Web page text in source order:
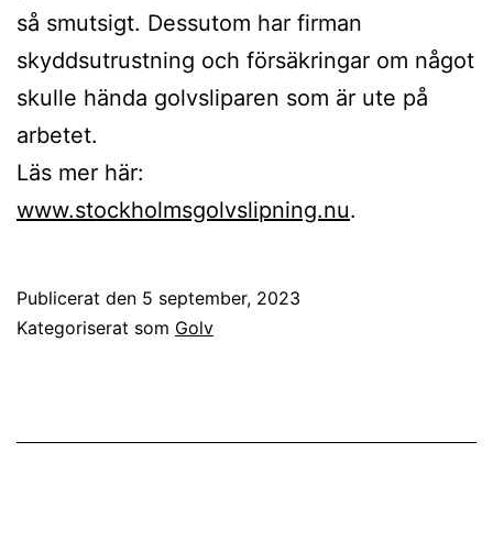
så smutsigt. Dessutom har firman
skyddsutrustning och försäkringar om något
skulle hända golvsliparen som är ute på
arbetet.
Läs mer här:
www.stockholmsgolvslipning.nu.
Publicerat den 5 september, 2023
Kategoriserat som Golv